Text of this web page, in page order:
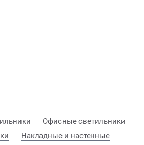
Офисные светильники
Накладные и настенные